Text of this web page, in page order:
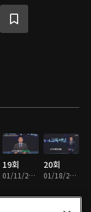
도가 외면해 온 계층
있는 우리 시대 화두
치열한 토론을 통해
19회
01/11/2019 • 59분
20회
01/18/2019 • 58분